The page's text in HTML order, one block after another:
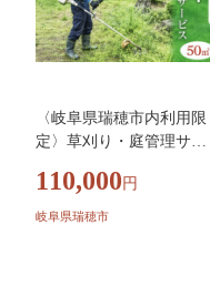
〈岐阜県瑞穂市内利用限
定〉草刈り・庭管理サー
除代行 代行サービス 草刈
り 庭 実家 空き家 岐阜 瑞
110,000 円
岐阜県瑞穂市